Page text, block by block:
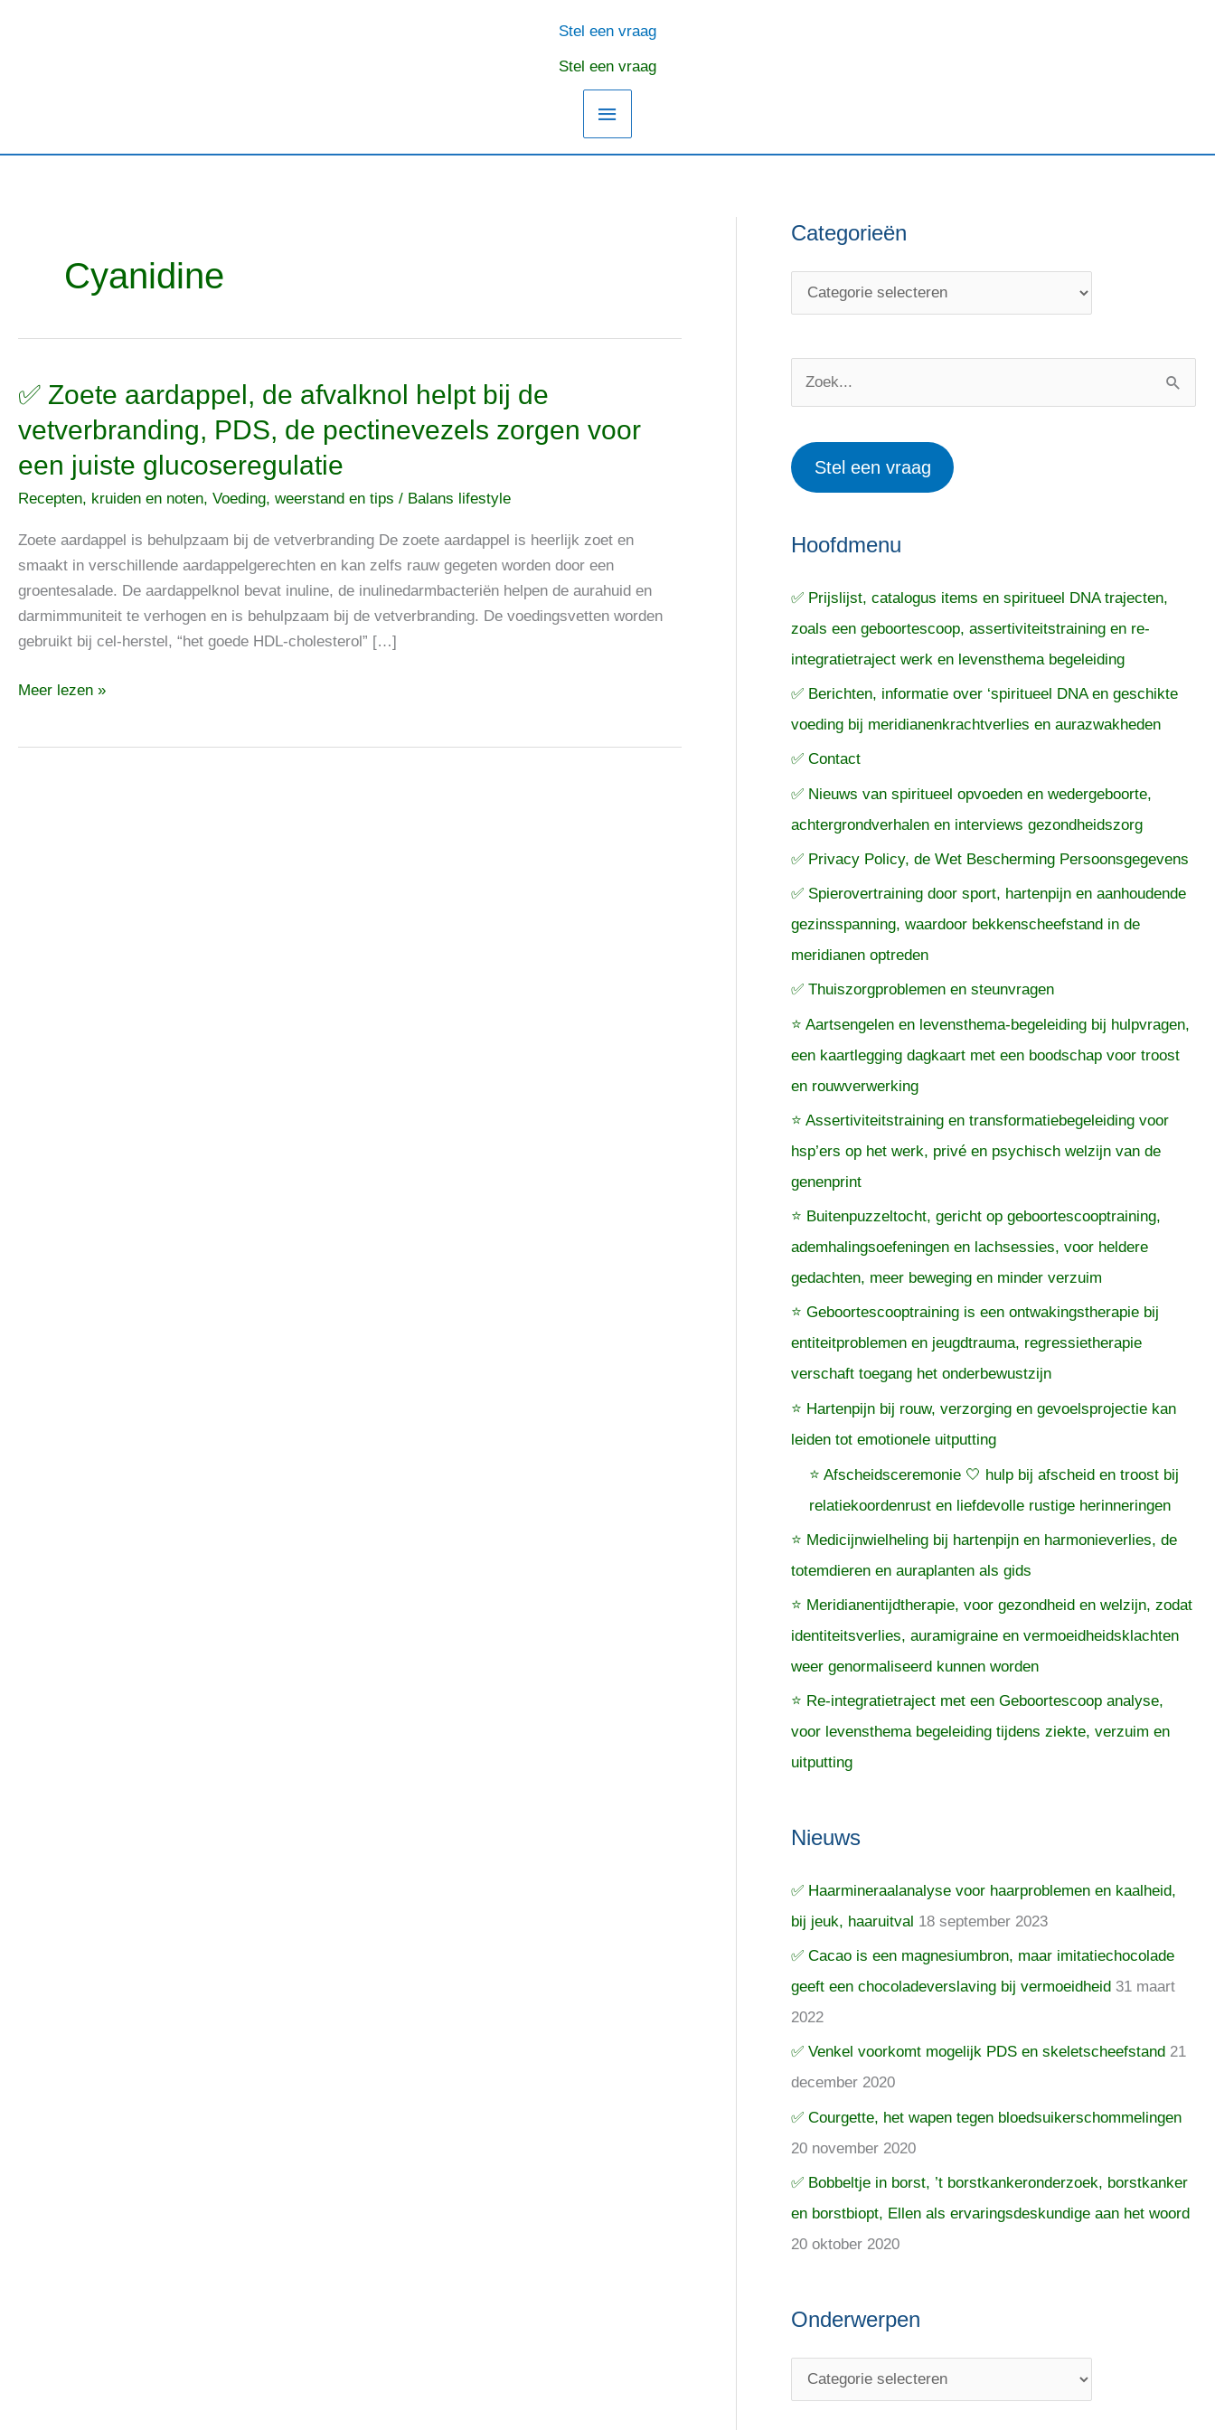
Hoofdmenu
Stel een vraag
Stel een vraag
Cyanidine
✅ Zoete aardappel, de afvalknol helpt bij de
vetverbranding, PDS, de pectinevezels zorgen voor
een juiste glucoseregulatie
Recepten, kruiden en noten, Voeding, weerstand en tips / Balans lifestyle
Zoete aardappel is behulpzaam bij de vetverbranding De zoete aardappel is heerlijk zoet en
smaakt in verschillende aardappelgerechten en kan zelfs rauw gegeten worden door een
groentesalade. De aardappelknol bevat inuline, de inulinedarmbacteriën helpen de aurahuid en
darmimmuniteit te verhogen en is behulpzaam bij de vetverbranding. De voedingsvetten worden
gebruikt bij cel-herstel, “het goede HDL-cholesterol” […]
✅
aardappel,
de
afvalknol
bij
de
vetverbranding,
PDS,
de
zorgen
een
Meer lezen »
Categorieën
C
e
n
e
k
a
r
:
Stel een vraag
Hoofdmenu
✅ Prijslijst, catalogus items en spiritueel DNA trajecten,
zoals een geboortescoop, assertiviteitstraining en re-
integratietraject werk en levensthema begeleiding
✅ Berichten, informatie over ‘spiritueel DNA en geschikte
voeding bij meridianenkrachtverlies en aurazwakheden
✅ Contact
✅ Nieuws van spiritueel opvoeden en wedergeboorte,
achtergrondverhalen en interviews gezondheidszorg
✅ Privacy Policy, de Wet Bescherming Persoonsgegevens
✅ Spierovertraining door sport, hartenpijn en aanhoudende
gezinsspanning, waardoor bekkenscheefstand in de
meridianen optreden
✅ Thuiszorgproblemen en steunvragen
⭐ Aartsengelen en levensthema-begeleiding bij hulpvragen,
een kaartlegging dagkaart met een boodschap voor troost
en rouwverwerking
⭐ Assertiviteitstraining en transformatiebegeleiding voor
hsp’ers op het werk, privé en psychisch welzijn van de
genenprint
⭐ Buitenpuzzeltocht, gericht op geboortescooptraining,
ademhalingsoefeningen en lachsessies, voor heldere
gedachten, meer beweging en minder verzuim
⭐ Geboortescooptraining is een ontwakingstherapie bij
entiteitproblemen en jeugdtrauma, regressietherapie
verschaft toegang het onderbewustzijn
⭐ Hartenpijn bij rouw, verzorging en gevoelsprojectie kan
leiden tot emotionele uitputting
⭐ Afscheidsceremonie 🤍 hulp bij afscheid en troost bij
relatiekoordenrust en liefdevolle rustige herinneringen
⭐ Medicijnwielheling bij hartenpijn en harmonieverlies, de
totemdieren en auraplanten als gids
⭐ Meridianentijdtherapie, voor gezondheid en welzijn, zodat
identiteitsverlies, auramigraine en vermoeidheidsklachten
weer genormaliseerd kunnen worden
⭐ Re-integratietraject met een Geboortescoop analyse,
voor levensthema begeleiding tijdens ziekte, verzuim en
uitputting
Nieuws
✅ Haarmineraalanalyse voor haarproblemen en kaalheid,
bij jeuk, haaruitval 18 september 2023
✅ Cacao is een magnesiumbron, maar imitatiechocolade
geeft een chocoladeverslaving bij vermoeidheid 31 maart
2022
✅ Venkel voorkomt mogelijk PDS en skeletscheefstand 21
december 2020
✅ Courgette, het wapen tegen bloedsuikerschommelingen
20 november 2020
✅ Bobbeltje in borst, ’t borstkankeronderzoek, borstkanker
en borstbiopt, Ellen als ervaringsdeskundige aan het woord
20 oktober 2020
Onderwerpen
O
p
n